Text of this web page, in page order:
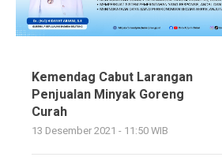
Kemendag Cabut Larangan
Penjualan Minyak Goreng
Curah
13 Desember 2021 - 11:50 WIB